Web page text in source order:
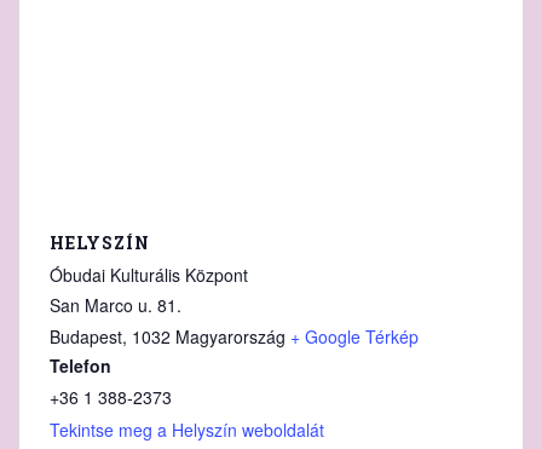
HELYSZÍN
Óbudai Kulturális Központ
San Marco u. 81.
Budapest, 1032 Magyarország + Google Térkép
Telefon
+36 1 388‑2373
Tekintse meg a Helyszín weboldalát